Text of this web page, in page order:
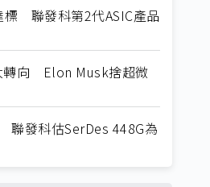
標 聯發科第2代ASIC產品
轉向 Elon Musk捨超微
發科估SerDes 448G為